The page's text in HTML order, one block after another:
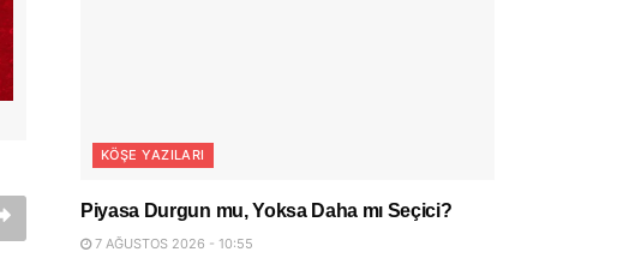
KÖŞE YAZILARI
Piyasa Durgun mu, Yoksa Daha mı Seçici?
7 AĞUSTOS 2026 - 10:55